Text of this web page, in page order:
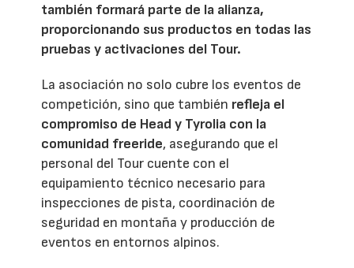
también formará parte de la alianza,
proporcionando sus productos en todas las
pruebas y activaciones del Tour.
La asociación no solo cubre los eventos de
competición, sino que también refleja el
compromiso de Head y Tyrolia con la
comunidad freeride, asegurando que el
personal del Tour cuente con el
equipamiento técnico necesario para
inspecciones de pista, coordinación de
seguridad en montaña y producción de
eventos en entornos alpinos.